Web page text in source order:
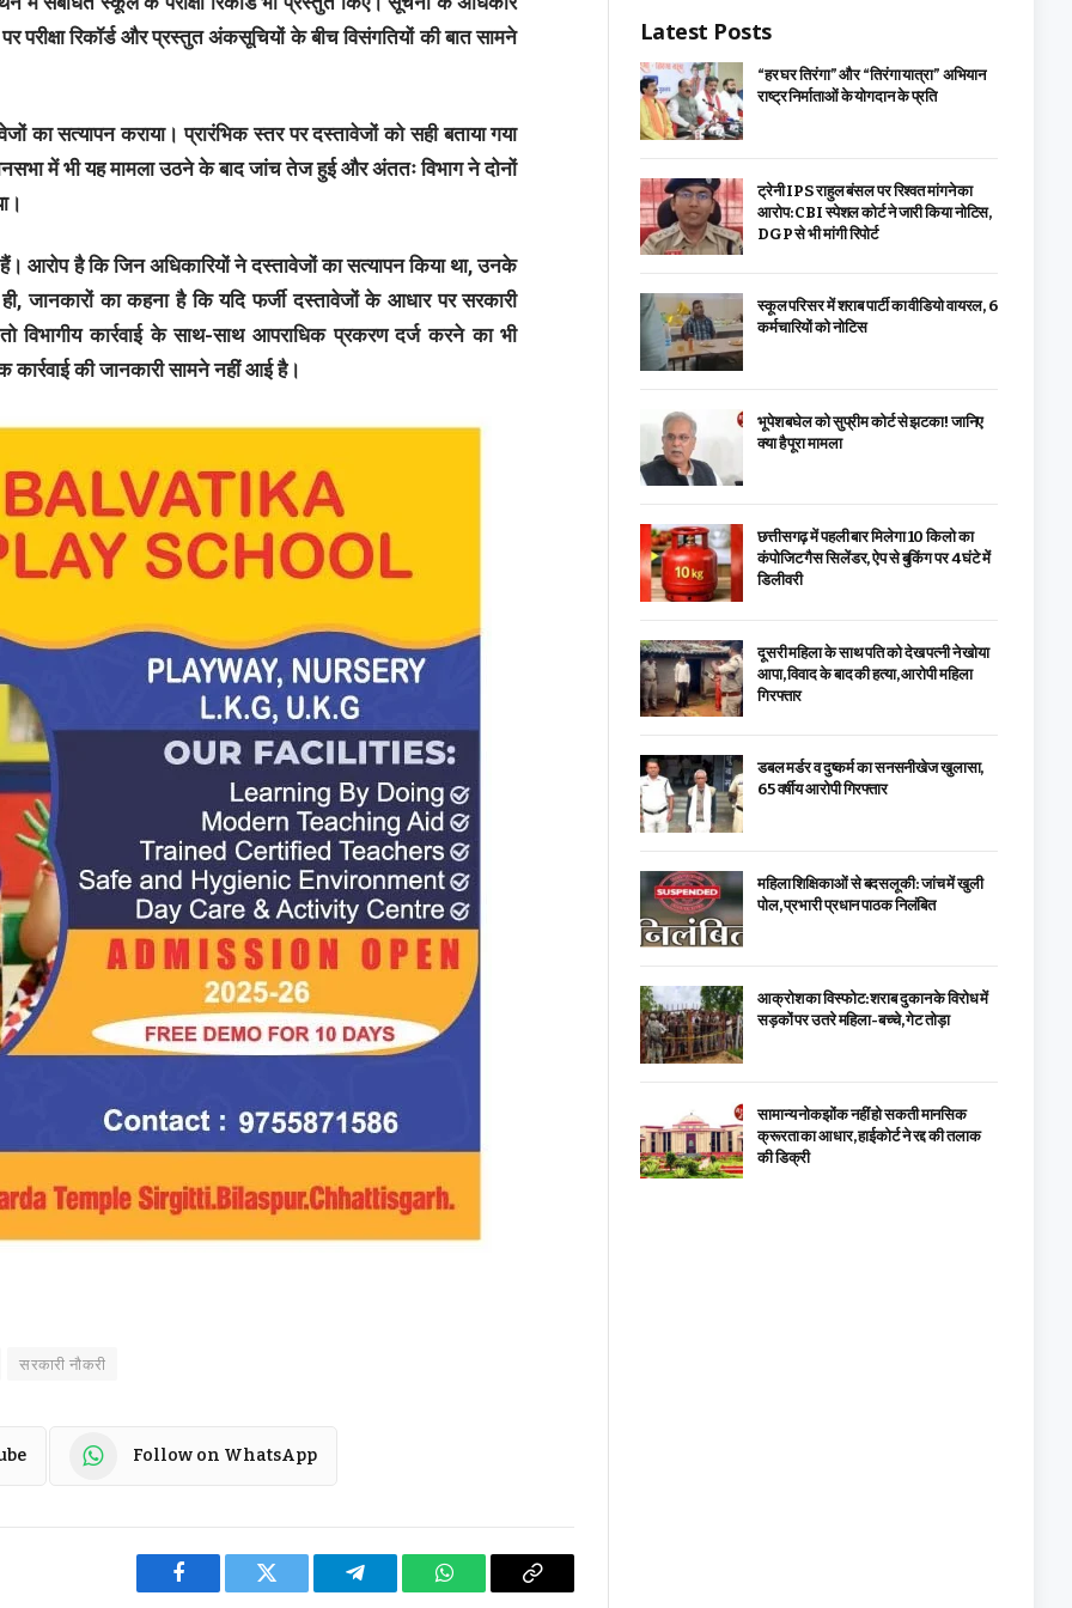
परीक्षा रिकॉर्ड और प्रस्तुत अंकसूचियों के बीच विसंगतियों की बात सामने
का सत्यापन कराया। प्रारंभिक स्तर पर दस्तावेजों को सही बताया गया
में भी यह मामला उठने के बाद जांच तेज हुई और अंततः विभाग ने दोनों
आरोप है कि जिन अधिकारियों ने दस्तावेजों का सत्यापन किया था, उनके
जानकारों का कहना है कि यदि फर्जी दस्तावेजों के आधार पर सरकारी
विभागीय कार्रवाई के साथ-साथ आपराधिक प्रकरण दर्ज करने का भी
की जानकारी सामने नहीं आई है।
सरकारी नौकरी
Follow on WhatsApp
Facebook Twitter Telegram WhatsAppCopy
Latest Posts
“हर घर तिरंगा” और “तिरंगा यात्रा” अभियान
राष्ट्र निर्माताओं के योगदान के प्रति
ट्रेनी IPS राहुल बंसल पर रिश्वत मांगने का
आरोप: CBI स्पेशल कोर्ट ने जारी किया नोटिस,
DGP से भी मांगी रिपोर्ट
स्कूल परिसर में शराब पार्टी का वीडियो वायरल, 6
कर्मचारियों को नोटिस
भूपेश बघेल को सुप्रीम कोर्ट से झटका! जानिए
क्या है पूरा मामला
छत्तीसगढ़ में पहली बार मिलेगा 10 किलो का
कंपोजिट गैस सिलेंडर, ऐप से बुकिंग पर 4 घंटे में
डिलीवरी
दूसरी महिला के साथ पति को देख पत्नी ने खोया
आपा, विवाद के बाद की हत्या, आरोपी महिला
गिरफ्तार
डबल मर्डर व दुष्कर्म का सनसनीखेज खुलासा,
65 वर्षीय आरोपी गिरफ्तार
महिला शिक्षिकाओं से बदसलूकी: जांच में खुली
पोल, प्रभारी प्रधान पाठक निलंबित
आक्रोश का विस्फोट: शराब दुकान के विरोध में
सड़कों पर उतरे महिला-बच्चे, गेट तोड़ा
सामान्य नोकझोंक नहीं हो सकती मानसिक
क्रूरता का आधार, हाईकोर्ट ने रद्द की तलाक
की डिक्री